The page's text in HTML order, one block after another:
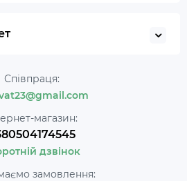
Співпраця:
магазин:
дзвінок
замовлення: